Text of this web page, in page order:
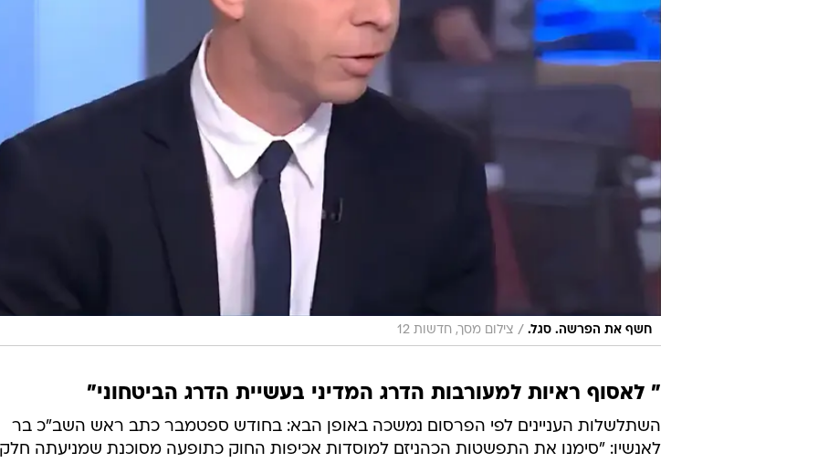
חשף את הפרשה. סגל. / צילום מסך, חדשות 12
" לאסוף ראיות למעורבות הדרג המדיני בעשיית הדרג הביטחוני"
השתלשלות העניינים לפי הפרסום נמשכה באופן הבא: בחודש ספטמבר כתב ראש השב"כ בר
לאנשיו: "סימנו את התפשטות הכהניזם למוסדות אכיפות החוק כתופעה מסוכנת שמניעתה חלק